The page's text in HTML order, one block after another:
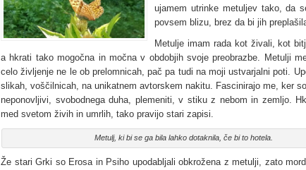
ujamem utrinke metuljev tako, da
povsem blizu, brez da bi jih
Metulje imam rada kot živali, kot
a hkrati tako mogočna in močna v obdobjih svoje preobrazbe. Metulji
celo življenje ne le ob prelomnicah, pač pa tudi na moji ustvarjalni poti.
slikah, voščilnicah, na unikatnem avtorskem nakitu. Fascinirajo me, ker
neponovljivi, svobodnega duha, plemeniti, v stiku z nebom in zemljo.
med svetom živih in umrlih, tako pravijo stari zapisi.
Metulj, ki bi se ga bila lahko dotaknila, če bi to hotela.
Že stari Grki so Erosa in Psiho upodabljali obkrožena z metulji, zato